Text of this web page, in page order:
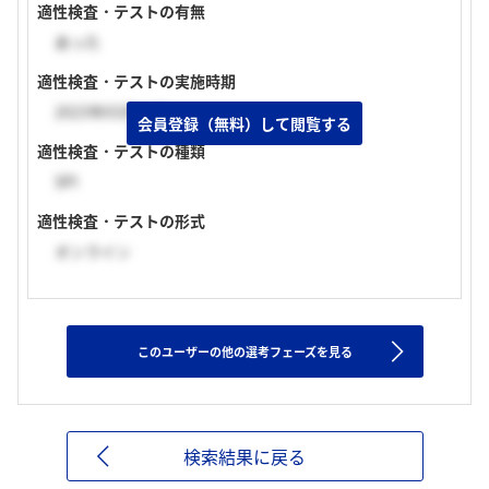
適性検査・テストの有無
あった
適性検査・テストの実施時期
2023年03月上旬
適性検査・テストの種類
SPI
適性検査・テストの形式
オンライン
会員登録（無料）して閲覧する
このユーザーの他の選考フェーズを見る
検索結果に戻る